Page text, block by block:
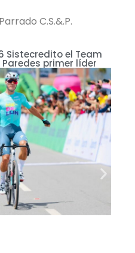
C.S.&.P.
Sistecredito el Team
primer líder